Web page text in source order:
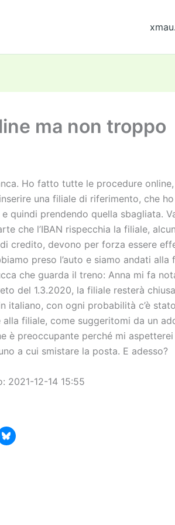
ma non troppo
Ho fatto tutte le procedure
una filiale di riferimento, che
quindi prendendo quella sbagliata.
che l’IBAN rispecchia la filiale,
credito, devono per forza essere
preso l’auto e siamo andati alla
che guarda il treno: Anna mi fa
del 1.3.2020, la filiale resterà
italiano, con ogni probabilità c’è
filiale, come suggeritomi da un
è preoccupante perché mi
a cui smistare la posta. E adesso?
2021-12-14 15:55